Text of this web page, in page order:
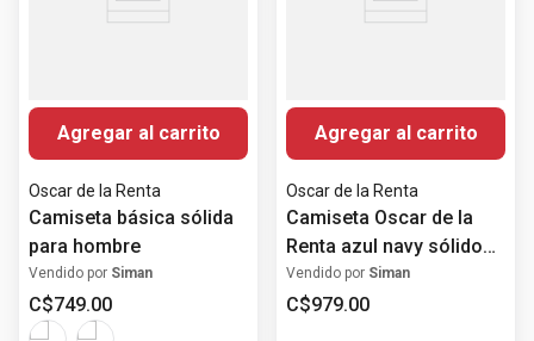
Agregar al carrito
Oscar de la Renta
Camiseta básica sólida
para hombre
Vendido por Siman
C$749.00
Agregar al carrito
Oscar de la Renta
Camiseta Oscar de la
Renta azul navy sólido
para hombre
Vendido por Siman
C$979.00